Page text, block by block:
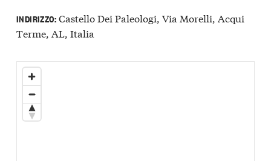
INDIRIZZO:Castello Dei Paleologi, Via Morelli, Acqui
Terme, AL, Italia